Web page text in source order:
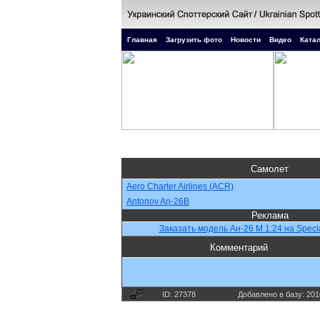
Главная Загрузить фото Новости Видео
Самолет
Aero Charter Airlines (ACR)
Antonov An-26B
Реклама
Заказать модель Ан-26 М 1:24 на
Комментарий
ID: 27378 Добавлено в базу: